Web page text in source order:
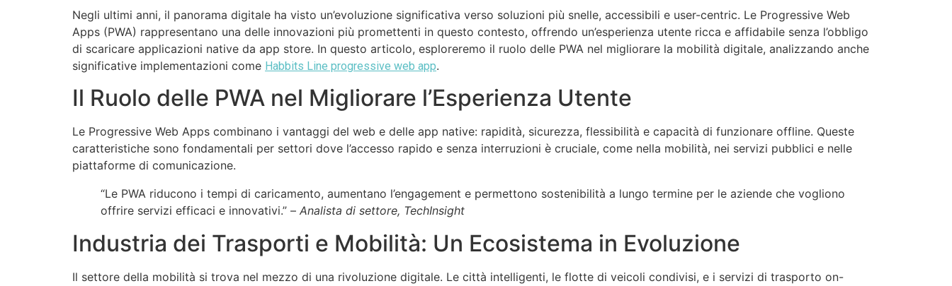
Negli ultimi anni, il panorama digitale ha visto un’evoluzione significativa verso soluzioni più snelle, accessibili e user-centric. Le Progressive Web
Apps (PWA) rappresentano una delle innovazioni più promettenti in questo contesto, offrendo un’esperienza utente ricca e affidabile senza l’obbligo
di scaricare applicazioni native da app store. In questo articolo, esploreremo il ruolo delle PWA nel migliorare la mobilità digitale, analizzando anche
significative implementazioni come Habbits Line progressive web app.
Il Ruolo delle PWA nel Migliorare l’Esperienza Utente
Le Progressive Web Apps combinano i vantaggi del web e delle app native: rapidità, sicurezza, flessibilità e capacità di funzionare offline. Queste
caratteristiche sono fondamentali per settori dove l’accesso rapido e senza interruzioni è cruciale, come nella mobilità, nei servizi pubblici e nelle
piattaforme di comunicazione.
“Le PWA riducono i tempi di caricamento, aumentano l’engagement e permettono sostenibilità a lungo termine per le aziende che vogliono
offrire servizi efficaci e innovativi.” – Analista di settore, TechInsight
Industria dei Trasporti e Mobilità: Un Ecosistema in Evoluzione
Il settore della mobilità si trova nel mezzo di una rivoluzione digitale. Le città intelligenti, le flotte di veicoli condivisi, e i servizi di trasporto on-